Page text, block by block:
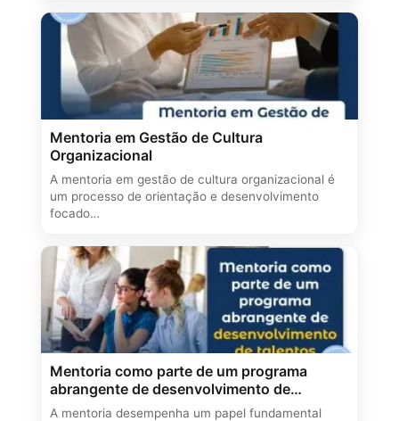
Mentoria em Gestão de Cultura
Organizacional
A mentoria em gestão de cultura organizacional é
um processo de orientação e desenvolvimento
focado…
Mentoria como parte de um programa
abrangente de desenvolvimento de
talentos!
A mentoria desempenha um papel fundamental